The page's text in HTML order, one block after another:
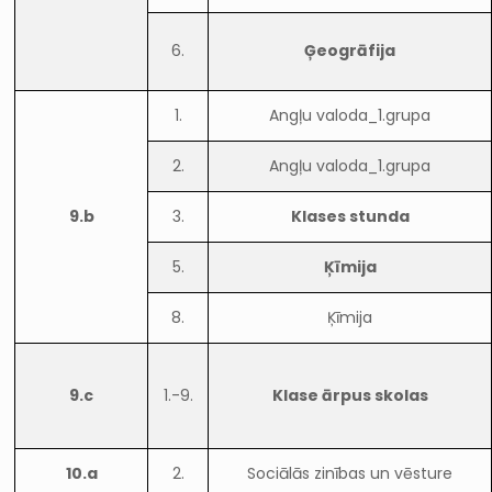
6. Ģeogrāfija
9.b
1. Angļu valoda_1.grupa
2. Angļu valoda_1.grupa
3. Klases stunda
5. Ķīmija
8. Ķīmija
9.c 1.-9. Klase ārpus skolas
10.a 2. Sociālās zinības un vēsture